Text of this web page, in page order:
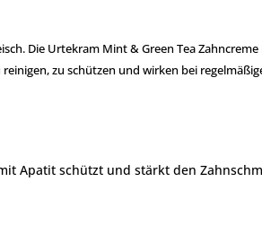
Die Urtekram Mint & Green Tea
zu schützen und wirken bei
Apatit schützt und stärkt den